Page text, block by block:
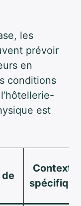
les
prévoir
en
conditions
est
de